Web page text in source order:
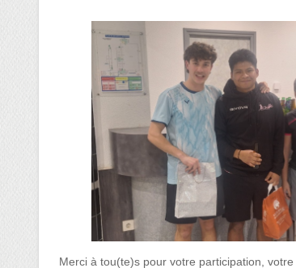
Merci à tou(te)s pour votre participation,